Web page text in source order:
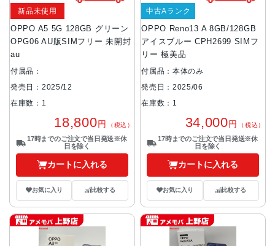
OPPO A5 5G 128GB グリーン
OPG06 AU版SIMフリー 未開封
au
新品未使用
付属品：
発売日：2025/12
在庫数：1
18,800円 （税込）
17時までのご注文で当日発送※休
日を除く
カートに入れる
お気に入り 比較する
OPPO Reno13 A 8GB/128GB
アイスブルー CPH2699 SIMフ
リー 極美品
中古Aランク
付属品：本体のみ
発売日：2025/06
在庫数：1
34,000円 （税込）
17時までのご注文で当日発送※休
日を除く
カートに入れる
お気に入り 比較する